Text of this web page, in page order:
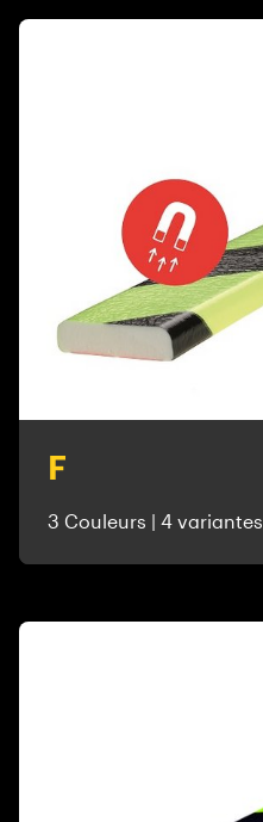
F
3 Couleurs | 4 variantes